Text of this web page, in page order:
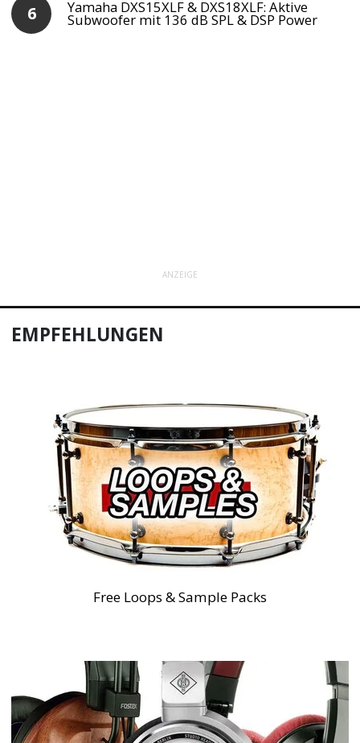
Yamaha DXS15XLF & DXS18XLF: Aktive
Subwoofer mit 136 dB SPL & DSP Power
ANZEIGE
EMPFEHLUNGEN
Free Loops & Sample Packs